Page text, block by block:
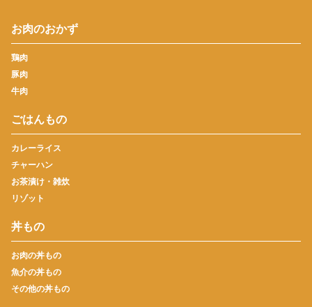
お肉のおかず
鶏肉
豚肉
牛肉
ごはんもの
カレーライス
チャーハン
お茶漬け・雑炊
リゾット
丼もの
お肉の丼もの
魚介の丼もの
その他の丼もの